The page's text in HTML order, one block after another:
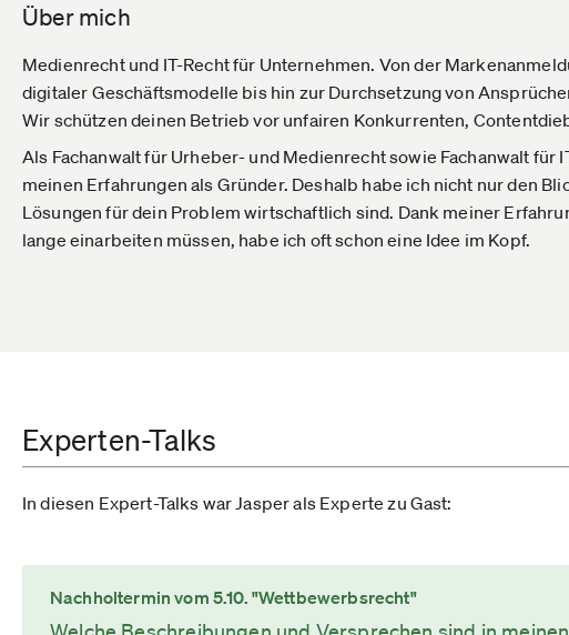
Über mich
Medienrecht und IT-Recht für Unternehmen. Von der
digitaler Geschäftsmodelle bis hin zur Durchsetzung von
Wir schützen deinen Betrieb vor unfairen Konkurrenten,
Als Fachanwalt für Urheber- und Medienrecht sowie Fachanwalt für
meinen Erfahrungen als Gründer. Deshalb habe ich nicht nur den
Lösungen für dein Problem wirtschaftlich sind. Dank meiner
lange einarbeiten müssen, habe ich oft schon eine Idee im Kopf.
Experten-Talks
In diesen Expert-Talks war Jasper als Experte zu Gast:
Nachholtermin vom 5.10. "Wettbewerbsrecht"